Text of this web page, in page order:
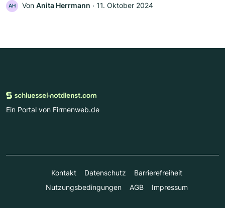
AH Von Anita Herrmann ‧ 11. Oktober 2024
Ein Portal von Firmenweb.de
Kontakt Datenschutz
Barrierefreiheit
Nutzungsbedingungen
AGB Impressum